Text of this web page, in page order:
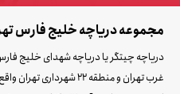
مجموعه دریاچه خلیج فارس
دریاچه چیتگر یا دریاچه شهدای خلیج